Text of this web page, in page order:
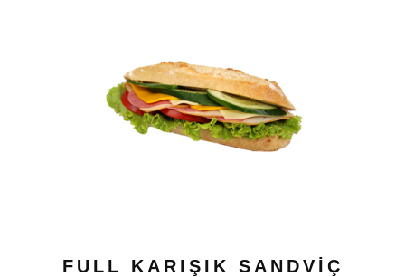
FULL KARIŞIK SANDVİÇ